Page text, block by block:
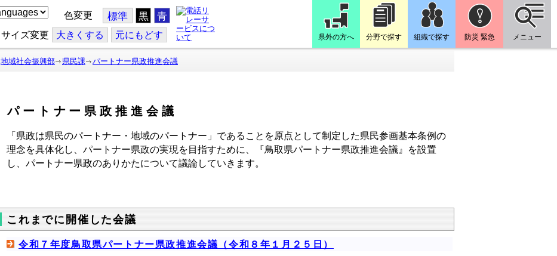
色変更 標準 黒 青
サイズ変更 大きくする 元にもどす 県外の方へ 分野で探す 組織で探す 防災 緊急 メニュー
地域社会振興部 県民課 パートナー県政推進会議
パートナー県政推進会議
「県政は県民のパートナー・地域のパートナー」であることを原点として制定した県民参画基本条例の
理念を具体化し、パートナー県政の実現を目指すために、『鳥取県パートナー県政推進会議』を設置
し、パートナー県政のありかたについて議論していきます。
これまでに開催した会議
令和７年度鳥取県パートナー県政推進会議（令和８年１月２５日）